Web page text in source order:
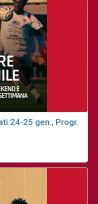
24-25 gen., Progr.